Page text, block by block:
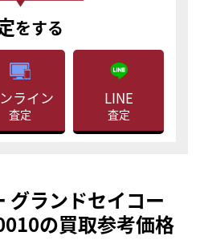
をする
ライン
査定
LINE
査定
グランドセイコー
の買取参考価格